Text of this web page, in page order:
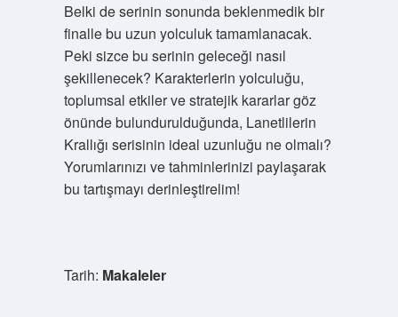
Belki de serinin sonunda beklenmedik bir
finalle bu uzun yolculuk tamamlanacak.
Peki sizce bu serinin geleceği nasıl
şekillenecek? Karakterlerin yolculuğu,
toplumsal etkiler ve stratejik kararlar göz
önünde bulundurulduğunda, Lanetlilerin
Krallığı serisinin ideal uzunluğu ne olmalı?
Yorumlarınızı ve tahminlerinizi paylaşarak
bu tartışmayı derinleştirelim!
Tarih: Makaleler